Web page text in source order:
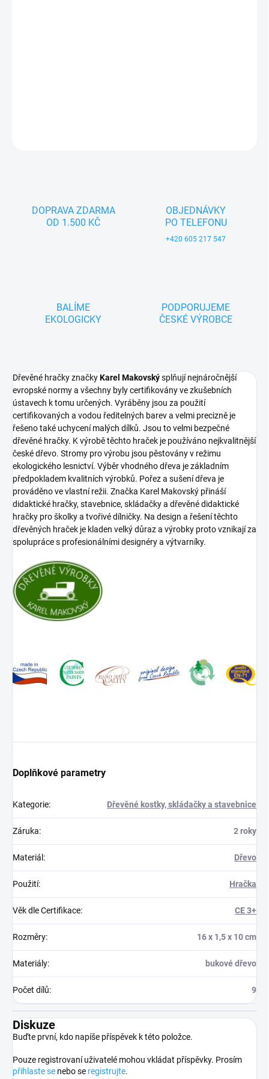
DOPRAVA ZDARMA
OD 1.500 KČ
OBJEDNÁVKY
PO TELEFONU
+420 605 217 547
BALÍME
EKOLOGICKY
PODPORUJEME
ČESKÉ VÝROBCE
Dřevěné hračky značkyKarel Makovskýsplňují nejnáročnější
evropské normy a všechny byly certifikovány ve zkušebních
ústavech k tomu určených. Vyráběny jsou za použití
certifikovaných a vodou ředitelných barev a velmi precizně je
řešeno také uchycení malých dílků. Jsou to velmi bezpečné
dřevěné hračky. K výrobě těchto hraček je používáno nejkvalitnější
české dřevo. Stromy pro výrobu jsou pěstovány v režimu
ekologického lesnictví. Výběr vhodného dřeva je základním
předpokladem kvalitních výrobků. Pořez a sušení dřeva je
prováděno ve vlastní režii. Značka Karel Makovský přináší
didaktické hračky, stavebnice, skládačky a dřevěné didaktické
hračky pro školky a tvořivé dílničky. Na design a řešení těchto
dřevěných hraček je kladen velký důraz a výrobky proto vznikají za
spolupráce s profesionálními designéry a výtvarníky.
Doplňkové parametry
Kategorie: Dřevěné kostky, skládačky a stavebnice
Záruka: 2 roky
Materiál : Dřevo
Použití: Hračka
Věk dle Certifikace: CE 3+
Rozměry: 16 x 1,5 x 10 cm
Materiály: bukové dřevo
Počet dílů: 9
Diskuze
Buďte první, kdo napíše příspěvek k této položce.
Pouze registrovaní uživatelé mohou vkládat příspěvky. Prosím
přihlaste se nebo se registrujte.